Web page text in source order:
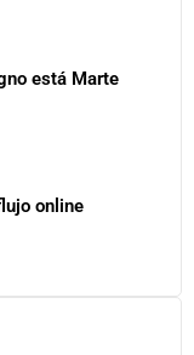
está Marte
online